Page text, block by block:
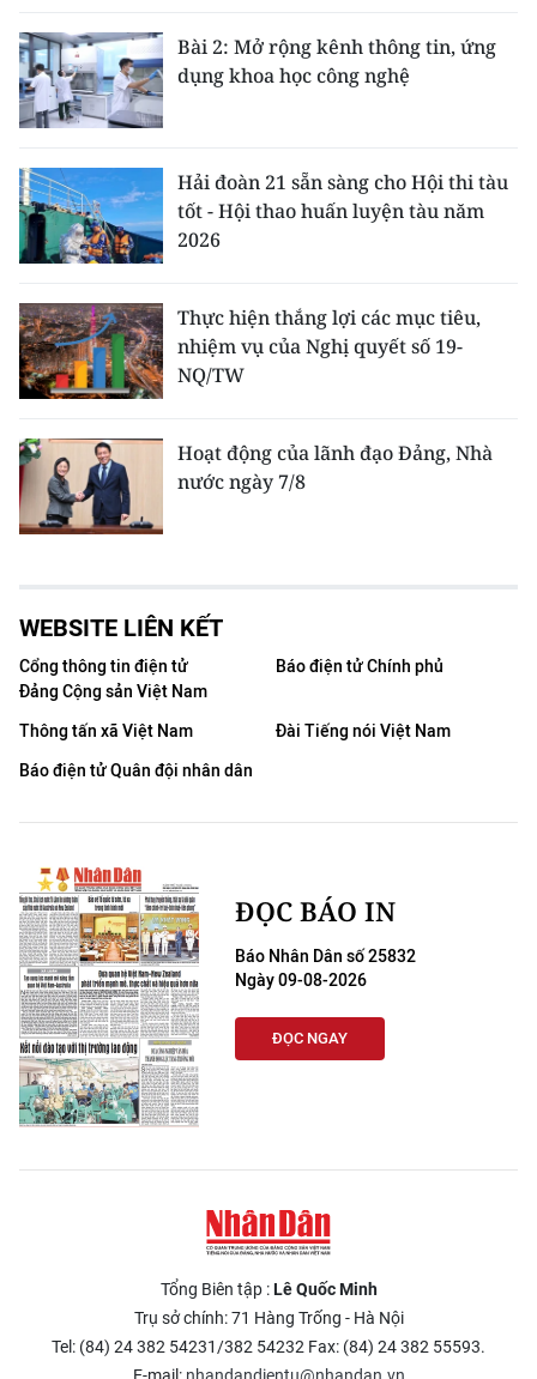
Bài 2: Mở rộng kênh thông tin, ứng
dụng khoa học công nghệ
Hải đoàn 21 sẵn sàng cho Hội thi tàu
tốt - Hội thao huấn luyện tàu năm
2026
Thực hiện thắng lợi các mục tiêu,
nhiệm vụ của Nghị quyết số 19-
NQ/TW
Hoạt động của lãnh đạo Đảng, Nhà
nước ngày 7/8
WEBSITE LIÊN KẾT
Cổng thông tin điện tử
Đảng Cộng sản Việt Nam
Báo điện tử Chính phủ
Thông tấn xã Việt Nam
Đài Tiếng nói Việt Nam
Báo điện tử Quân đội nhân dân
ĐỌC BÁO IN
Báo Nhân Dân số 25832
Ngày 09-08-2026
ĐỌC NGAY
Tổng Biên tập :Lê Quốc Minh
Trụ sở chính: 71 Hàng Trống - Hà Nội
Tel: (84) 24 382 54231/382 54232 Fax: (84) 24 382 55593.
E-mail: nhandandientu@nhandan.vn